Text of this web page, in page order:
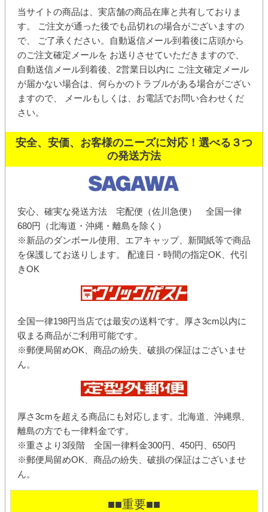
当サイトの商品は、実店舗の商品在庫と共有しておりま
す。 ご注文が通った後でも品切れの場合がございますの
で、 ご了承ください。
自動返信メール到着後に店頭から
のご注文確定メールを お送りさせていただきますので、
自動送信メール到着後、2営業日以内に ご注文確定メール
が届かない場合は、何らかのトラブルがある場合がござい
ますので、 メールもしくは、お電話でお問い合わせくだ
さい。
安全、安価、お客様のニーズに対応！選べる３つ
の発送方法
安心、確実な発送方法 宅配便（佐川急便） 全国一律
680円（北海道・沖縄・離島を除く）
※新品のダンボール使用、エアキャップ、新聞紙等で商品
を保護してお送りします。 配達日・時間の指定OK、代引
きOK
全国一律198円当店では最安の送料です。厚さ3cm以内に
収まる商品がご利用可能です。
※郵便局留めOK、商品の紛失、破損の保証はございませ
ん。
厚さ3cmを超える商品にも対応します。北海道、沖縄県、
離島の方でも一律料金です。
※重さより3段階 全国一律料金300円、450円、650円
※郵便局留めOK、商品の紛失、破損の保証はございませ
ん。
■■重要■■